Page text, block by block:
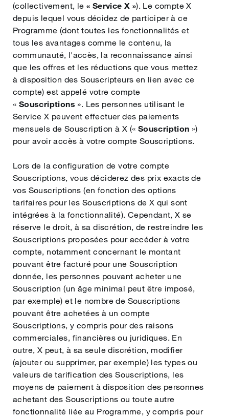
(collectivement, le « Service X »). Le compte X
depuis lequel vous décidez de participer à ce
Programme (dont toutes les fonctionnalités et
tous les avantages comme le contenu, la
communauté, l'accès, la reconnaissance ainsi
que les offres et les réductions que vous mettez
à disposition des Souscripteurs en lien avec ce
compte) est appelé votre compte
« Souscriptions ». Les personnes utilisant le
Service X peuvent effectuer des paiements
mensuels de Souscription à X (« Souscription »)
pour avoir accès à votre compte Souscriptions.
Lors de la configuration de votre compte
Souscriptions, vous déciderez des prix exacts de
vos Souscriptions (en fonction des options
tarifaires pour les Souscriptions de X qui sont
intégrées à la fonctionnalité). Cependant, X se
réserve le droit, à sa discrétion, de restreindre les
Souscriptions proposées pour accéder à votre
compte, notamment concernant le montant
pouvant être facturé pour une Souscription
donnée, les personnes pouvant acheter une
Souscription (un âge minimal peut être imposé,
par exemple) et le nombre de Souscriptions
pouvant être achetées à un compte
Souscriptions, y compris pour des raisons
commerciales, financières ou juridiques. En
outre, X peut, à sa seule discrétion, modifier
(ajouter ou supprimer, par exemple) les types ou
valeurs de tarification des Souscriptions, les
moyens de paiement à disposition des personnes
achetant des Souscriptions ou toute autre
fonctionnalité liée au Programme, y compris pour